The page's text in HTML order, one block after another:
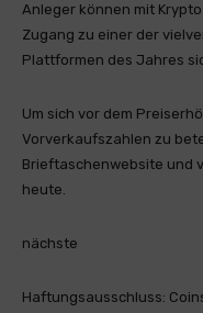
Anleger können mit
Zugang zu einer der
Plattformen des Jahres
Um sich vor dem
Vorverkaufszahlen zu
Brieftaschenwebsite und
heute.
nächste
Haftungsausschluss: